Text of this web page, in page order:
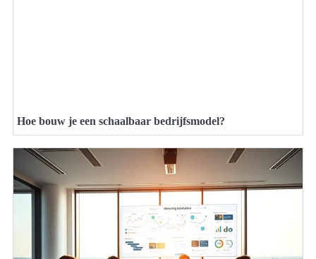
Hoe bouw je een schaalbaar bedrijfsmodel?